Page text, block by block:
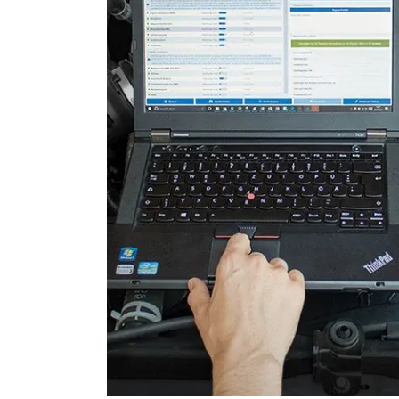
Leuchtweitenregulierung
Motorsteuerung (EMS)
Motorsteuerung 2 (EMS)
Radio
Reifendruckkontrolle (RDK)
Schiebedach
Schlüssellose
Servolenkung
Sitzheizung
Soundsystem
Telefon-/Notruf-System
Türsteuergerät vorne links
Türsteuergerät vorne rechts
Unterhaltungseinheit oben
Verdecksteuerung
Wegfahrsperre